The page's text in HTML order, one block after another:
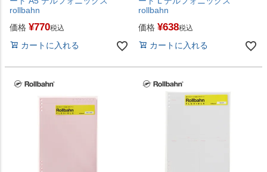
rollbahn
価格 ¥770税込
カートに入れる
rollbahn
価格 ¥638税込
カートに入れる